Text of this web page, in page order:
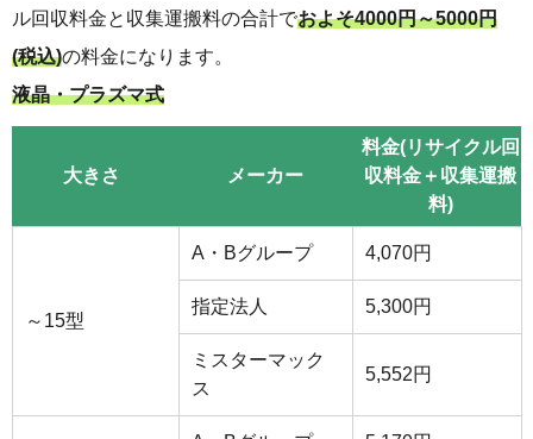
ル回収料金と収集運搬料の合計でおよそ4000円～5000円
(税込)の料金になります。
液晶・プラズマ式
大きさ メーカー
料金(リサイクル回
収料金＋収集運搬
料)
～15型
A・Bグループ 4,070円
指定法人 5,300円
ミスターマック
ス
5,552円